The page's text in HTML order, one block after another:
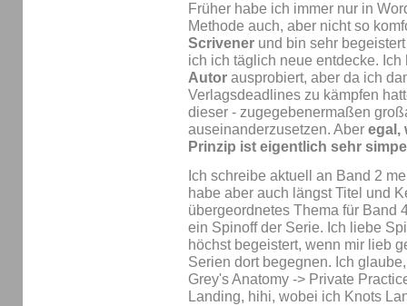
Früher habe ich immer nur in
Methode auch, aber nicht so
Scrivener und bin sehr
ich ich täglich neue entdecke.
Autor ausprobiert, aber da ich
Verlagsdeadlines zu kämpfen
dieser - zugegebenermaßen
auseinanderzusetzen. Aber egal,
Prinzip ist eigentlich sehr
Ich schreibe aktuell an Band 2
habe aber auch längst Titel und
übergeordnetes Thema für Band
ein Spinoff der Serie. Ich liebe
höchst begeistert, wenn mir lieb
Serien dort begegnen. Ich
Grey's Anatomy -> Private
Landing, hihi, wobei ich Knots